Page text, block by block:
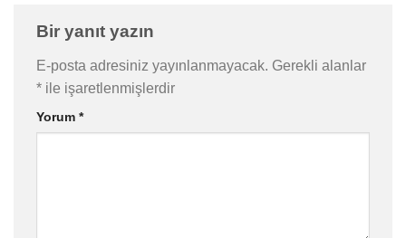
Bir yanıt yazın
E-posta adresiniz yayınlanmayacak. Gerekli alanlar
* ile işaretlenmişlerdir
Yorum *